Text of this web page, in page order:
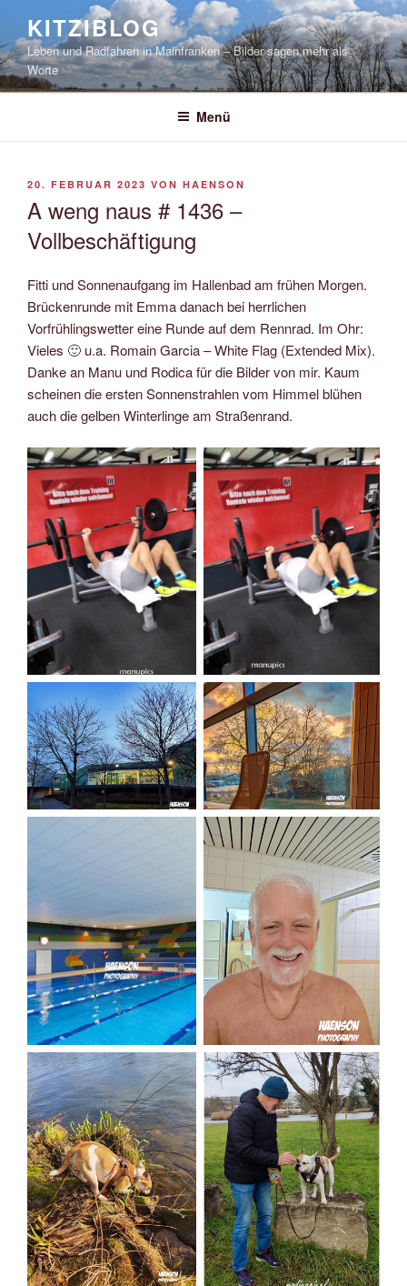
springen
KITZIBLOG
Leben und Radfahren in Mainfranken – Bilder sagen mehr als
Worte
Menü
VERÖFFENTLICHT
20. FEBRUAR 2023 VON HAENSON
A weng naus # 1436 –
Vollbeschäftigung
Fitti und Sonnenaufgang im Hallenbad am frühen Morgen.
Brückenrunde mit Emma danach bei herrlichen
Vorfrühlingswetter eine Runde auf dem Rennrad. Im Ohr:
Vieles 🙂 u.a. Romain Garcia – White Flag (Extended Mix).
Danke an Manu und Rodica für die Bilder von mir. Kaum
scheinen die ersten Sonnenstrahlen vom Himmel blühen
auch die gelben Winterlinge am Straßenrand.